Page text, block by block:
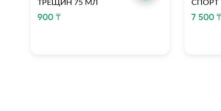
ТРЕЩИН 75 МЛ
900 ₸
СПОРТ
7 500 ₸